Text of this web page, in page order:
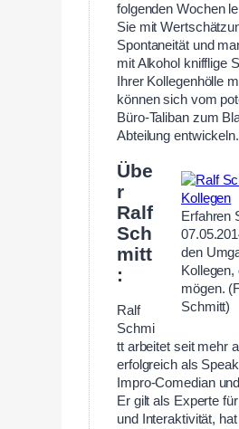
folgenden Wochen
Sie mit
Spontaneität und
mit Alkohol knifflige
Ihrer Kollegenhölle
können sich vom
Büro-Taliban zum
Abteilung entwickeln.
Erfahren
den
mögen.
Schmitt)
Übe
r
Ralf
Sch
mitt
:
Ralf
Schmi
tt arbeitet seit mehr
erfolgreich als
Impro-Comedian
Er gilt als Experte
und Interaktivität,